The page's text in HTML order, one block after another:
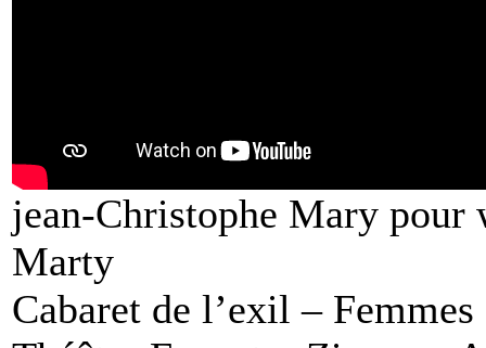
jean-Christophe Mary
Marty
Cabaret de l’exil – Femmes